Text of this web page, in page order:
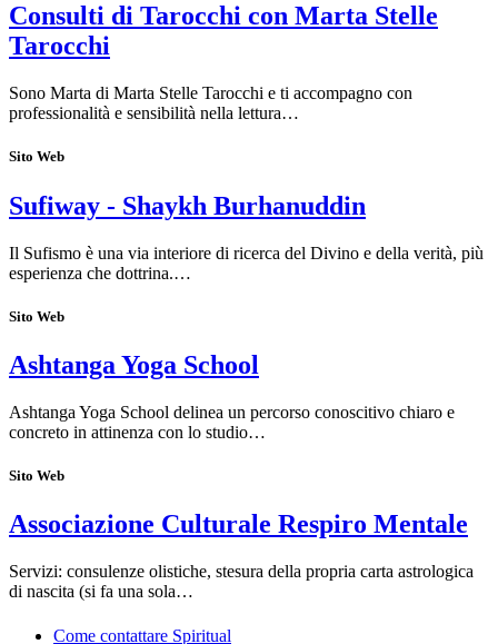
Consulti di Tarocchi con Marta Stelle
Tarocchi
Sono Marta di Marta Stelle Tarocchi e ti accompagno con
professionalità e sensibilità nella lettura…
Sito Web
Sufiway - Shaykh Burhanuddin
Il Sufismo è una via interiore di ricerca del Divino e della verità, più
esperienza che dottrina.…
Sito Web
Ashtanga Yoga School
Ashtanga Yoga School delinea un percorso conoscitivo chiaro e
concreto in attinenza con lo studio…
Sito Web
Associazione Culturale Respiro Mentale
Servizi: consulenze olistiche, stesura della propria carta astrologica
di nascita (si fa una sola…
Come contattare Spiritual